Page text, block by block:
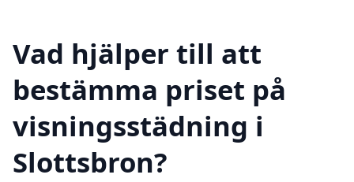
Vad hjälper till att
bestämma priset på
visningsstädning i
Slottsbron?